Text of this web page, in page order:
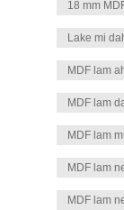
18 mm
Lake mi
MDF lam
MDF lam
MDF lam
MDF lam
MDF lam